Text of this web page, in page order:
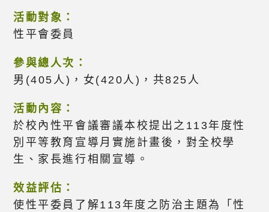
活動對象：
性平會委員
參與總人次：
男(405人)，女(420人)，共825人
活動內容：
於校內性平會議審議本校提出之113年度性
別平等教育宣導月實施計畫後，對全校學
生、家長進行相關宣導。
效益評估：
使性平委員了解113年度之防治主題為「性